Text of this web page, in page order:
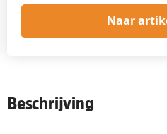
Naar
Beschrijving